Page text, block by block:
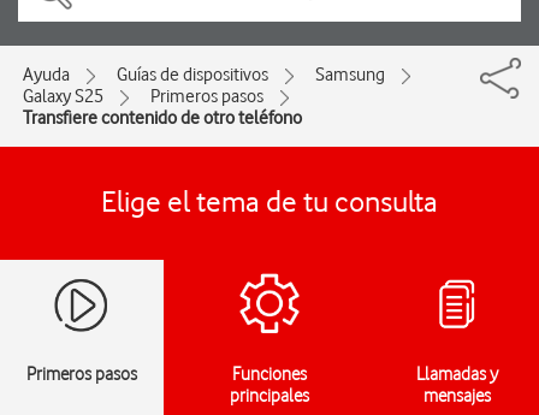
Ayuda Guías de dispositivos
Samsung
Galaxy S25
Primeros pasos
Transfiere contenido de otro teléfono
Elige el tema de tu consulta
Primeros pasos
Funciones
principales
Llamadas y
mensajes